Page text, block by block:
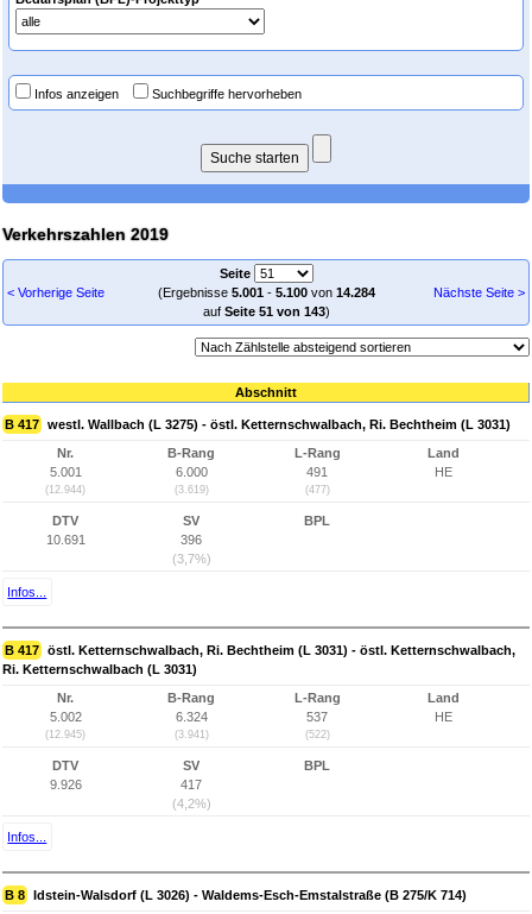
Infos anzeigen Suchbegriffe hervorheben
Verkehrszahlen 2019
< Vorherige Seite
Seite
(Ergebnisse 5.001- 5.100von 14.284
auf Seite 51 von 143)
Nächste Seite >
Abschnitt
B 417 westl. Wallbach (L 3275) - östl. Ketternschwalbach, Ri. Bechtheim (L 3031)
Nr.
5.001
(12.944)
B-Rang
6.000
(3.619)
L-Rang
491
(477)
Land
HE
DTV
10.691
SV
396
(3,7%)
BPL
Infos...
B 417 östl. Ketternschwalbach, Ri. Bechtheim (L 3031) - östl. Ketternschwalbach,
Ri. Ketternschwalbach (L 3031)
Nr.
5.002
(12.945)
B-Rang
6.324
(3.941)
L-Rang
537
(522)
Land
HE
DTV
9.926
SV
417
(4,2%)
BPL
Infos...
B 8 Idstein-Walsdorf (L 3026) - Waldems-Esch-Emstalstraße (B 275/K 714)